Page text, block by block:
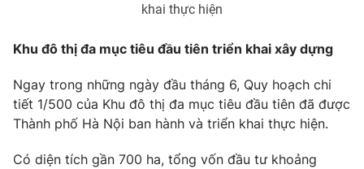
Theo dõi báo trên
Cơ quan chủ quản:Đài Truyền hình Việt Nam
Cơ quan báo chí:Thời báo VTV
cấp ngày 29/12/2023
khai thực hiện
Khu đô thị đa mục tiêu đầu tiên triển khai xây dựng
Ngay trong những ngày đầu tháng 6, Quy hoạch chi
tiết 1/500 của Khu đô thị đa mục tiêu đầu tiên đã được
Thành phố Hà Nội ban hành và triển khai thực hiện.
Có diện tích gần 700 ha, tổng vốn đầu tư khoảng